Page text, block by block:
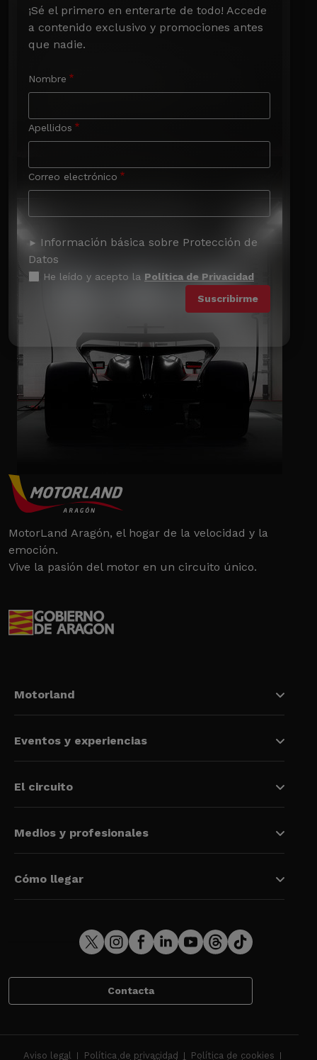
¡Sé el primero en enterarte de todo! Accede
a contenido exclusivo y promociones antes
que nadie.
Nombre
Apellidos
Correo electrónico
Información básica sobre Protección de
Datos
He leído y acepto la Política de Privacidad
MotorLand Aragón, el hogar de la velocidad y la
emoción.
Vive la pasión del motor en un circuito único.
Motorland
Eventos y experiencias
El circuito
Medios y profesionales
Cómo llegar
Contacta
Aviso legal Política de privacidad Política de cookies